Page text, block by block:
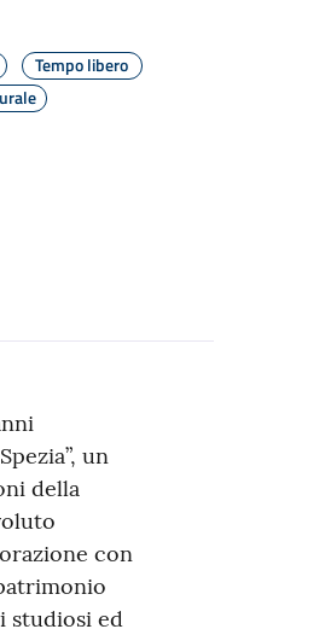
Tempo libero
un
della
con
studiosi ed